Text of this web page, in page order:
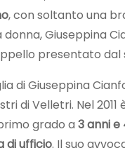
, con soltanto una
Giuseppina
presentato
di Giuseppina
di Velletri. Nel
grado a 3 anni
di ufficio. Il suo